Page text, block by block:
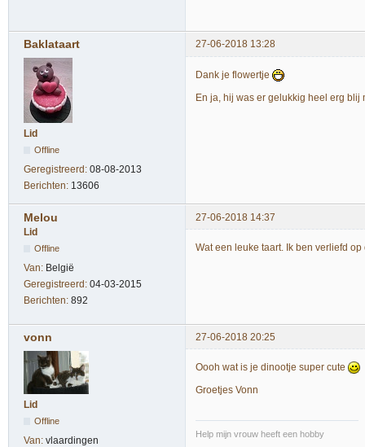
Baklataart 27-06-2018 13:28
Lid
Offline
Geregistreerd: 08-08-2013
Berichten: 13606
Dank je flowertje
En ja, hij was er gelukkig heel erg blij
Melou
27-06-2018 14:37
Lid
Offline
Van: België
Geregistreerd: 04-03-2015
Berichten: 892
Wat een leuke taart. Ik ben verliefd
vonn 27-06-2018 20:25
Lid
Offline
Van: vlaardingen
Oooh wat is je dinootje super cute
Groetjes Vonn
Help mijn vrouw heeft een hobby